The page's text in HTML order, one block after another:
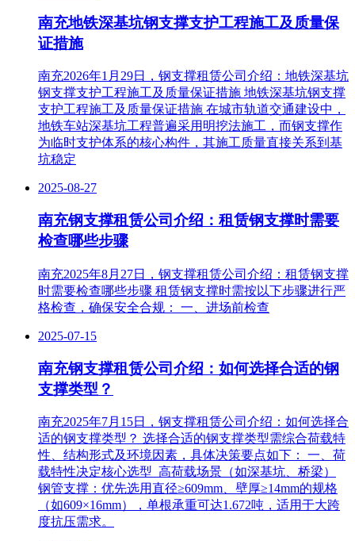
南充地铁深基坑钢支撑支护工程施工及质量保
证措施
南充2026年1月29日，钢支撑租赁公司介绍：地铁深基坑
钢支撑支护工程施工及质量保证措施 地铁深基坑钢支撑
支护工程施工及质量保证措施 在城市轨道交通建设中，
地铁车站深基坑工程普遍采用明挖法施工，而钢支撑作
为临时支护体系的核心构件，其施工质量直接关系到基
坑稳定
2025-08-27
南充钢支撑租赁公司介绍：租赁钢支撑时需要
检查哪些步骤
南充2025年8月27日，钢支撑租赁公司介绍：租赁钢支撑
时需要检查哪些步骤 租赁钢支撑时需按以下步骤进行严
格检查，确保安全合规： 一、进场前检查
2025-07-15
南充钢支撑租赁公司介绍：如何选择合适的钢
支撑类型？
南充2025年7月15日，钢支撑租赁公司介绍：如何选择合
适的钢支撑类型？ 选择合适的钢支撑类型需综合荷载特
性、结构形式及环境因素，具体决策要点如下： 一、荷
载特性决定核心选型‌ ‌ 高荷载场景（如深基坑、桥梁）‌
钢管支撑‌：优先选用直径≥609mm、壁厚≥14mm的规格
（如609×16mm），单根承重可达1.672吨，适用于大跨
度抗压需求。